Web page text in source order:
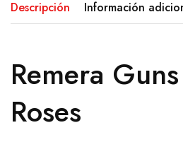
Descripción Información
Remera
Roses